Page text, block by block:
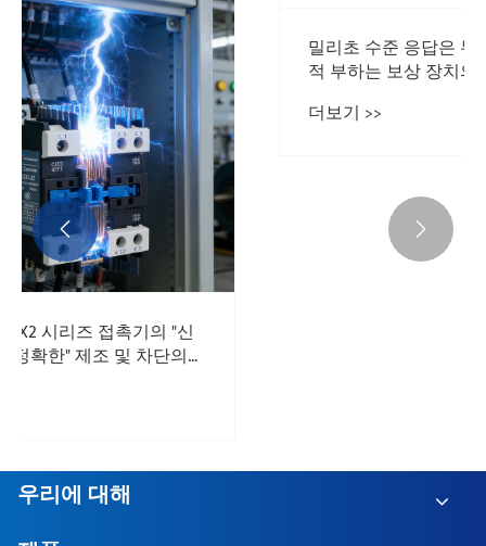
밀리초 수준 응답은 무엇을 의미합니까? 동
적 부하는 보상 장치의 "속도"에 주의를 기울
여야 하는 이유는 무엇입니까?
더보기 >>
